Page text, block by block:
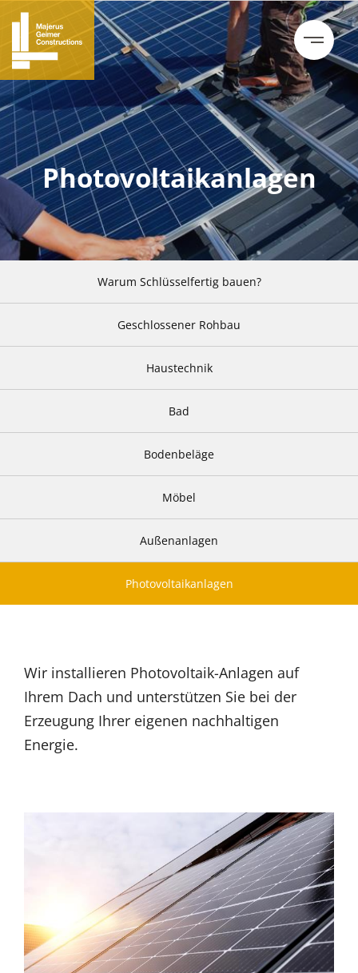
Photovoltaikanlagen
Warum Schlüsselfertig bauen?
Geschlossener Rohbau
Haustechnik
Bad
Bodenbeläge
Möbel
Außenanlagen
Photovoltaikanlagen
Wir installieren Photovoltaik-Anlagen auf
Ihrem Dach und unterstützen Sie bei der
Erzeugung Ihrer eigenen nachhaltigen
Energie.